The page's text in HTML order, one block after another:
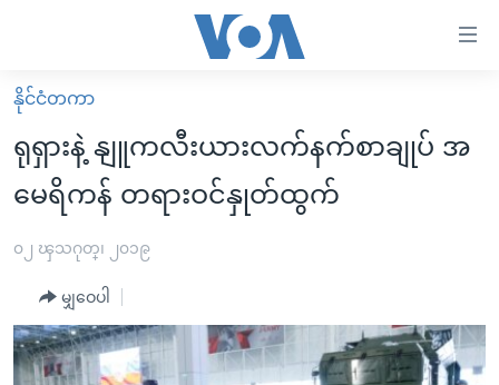
လွယ်ကူ
စေ
သည့်
များ
အကြောင်းအရာ
သို့
မူလစာမျက်နှာ
မြန်မာ
ကမ္ဘာ့သတင်းများ
အစ္စရေး-ပါလက်စတိုင်း
ရပ်ဝန်းတခု လမ်းတခု အလွန်
အင်္ဂလိပ်စာလေ့လာမယ်
နိုင်ငံတကာ
ရုရှားနဲ့ နျူကလီးယားလက်နက်စာချုပ် အ
မေရိကန် တရားဝင်နှုတ်ထွက်
၀၂ ၾသဂုတ္၊ ၂၀၁၉
မျှဝေပါ